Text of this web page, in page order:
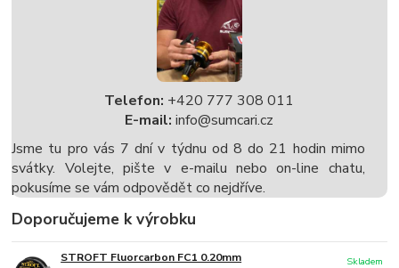
Telefon: +420 777 308 011
E-mail: info@sumcari.cz
Jsme tu pro vás 7 dní v týdnu od 8 do 21 hodin mimo
svátky. Volejte, pište v e-mailu nebo on-line chatu,
pokusíme se vám odpovědět co nejdříve.
Doporučujeme k výrobku
STROFT Fluorcarbon FC1 0.20mm
Skladem